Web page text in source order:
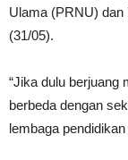
Ulama (PRNU)
(31/05).
“Jika dulu berjuang
berbeda dengan
lembaga